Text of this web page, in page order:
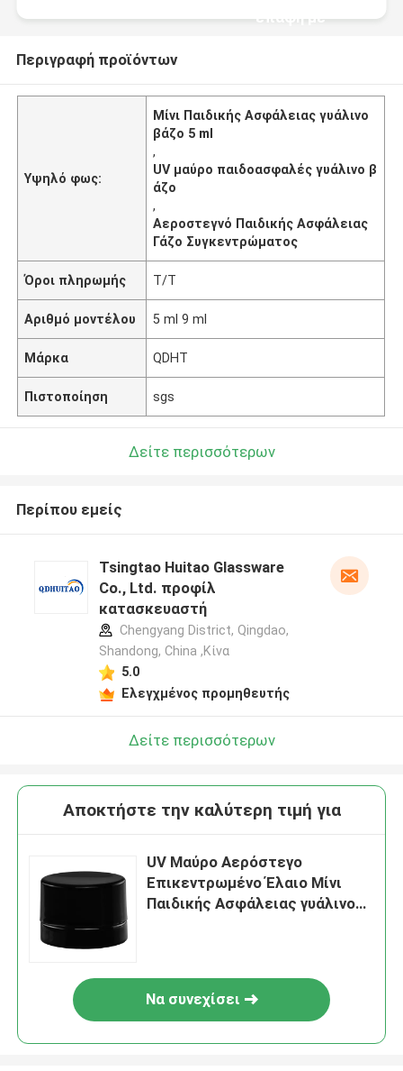
επαφή με
Περιγραφή προϊόντων
Υψηλό φως:
Μίνι Παιδικής Ασφάλειας γυάλινο
βάζο 5 ml
,
UV μαύρο παιδοασφαλές γυάλινο β
άζο
,
Αεροστεγνό Παιδικής Ασφάλειας
Γάζο Συγκεντρώματος
Όροι πληρωμής Τ/Τ
Αριθμό μοντέλου 5 ml 9 ml
Μάρκα QDHT
Πιστοποίηση sgs
Δείτε περισσότερων
Περίπου εμείς
Tsingtao Huitao Glassware
Co., Ltd. προφίλ
κατασκευαστή
Chengyang District, Qingdao,
Shandong, China ,Κίνα
5.0
Ελεγχμένος προμηθευτής
Δείτε περισσότερων
Αποκτήστε την καλύτερη τιμή για
UV Μαύρο Αερόστεγο
Επικεντρωμένο Έλαιο Μίνι
Παιδικής Ασφάλειας γυάλινο
Να συνεχίσει